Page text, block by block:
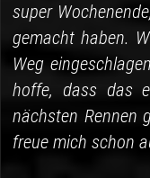
super
gemacht haben.
Weg
hoffe, dass das
nächsten Rennen
freue mich schon